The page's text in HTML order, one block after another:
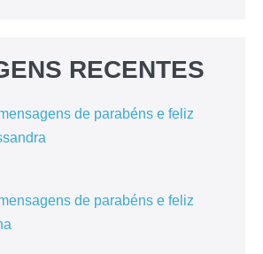
RECENTES
de parabéns e feliz
de parabéns e feliz